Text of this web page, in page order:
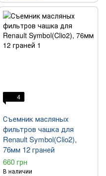
4
Съемник масляных
фильтров чашка для
Renault Symbol(Clio2),
76мм 12 граней
660 грн
В наличии